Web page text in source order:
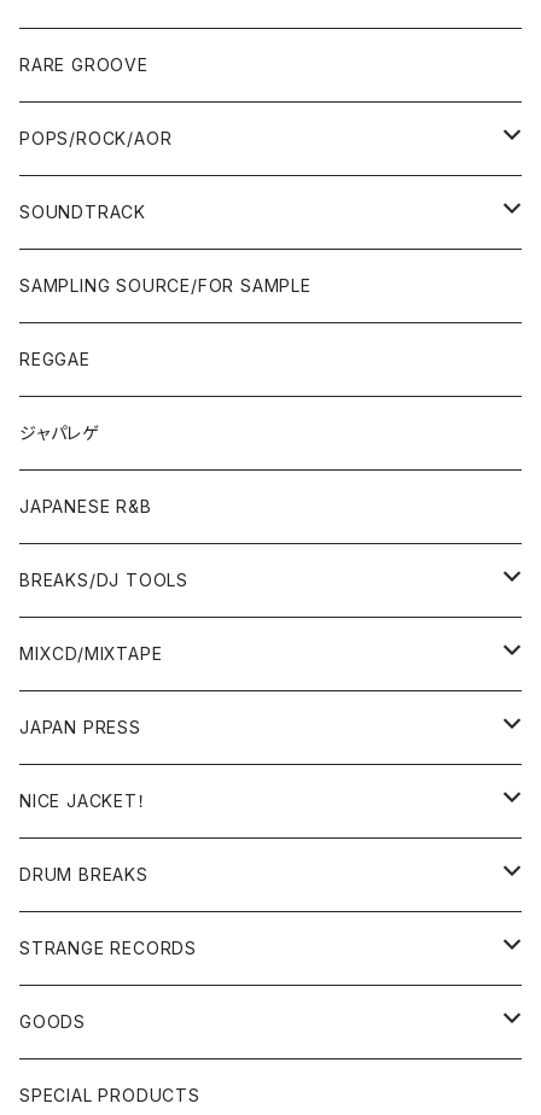
JAPAN ONLY RELEASE/REMIX
JAPAN ONLY RELEASE/REMIX
CD ALBUM
80'S
80'S
60'S/70'S
80'S
70'S
80'S
12"/7"
70'S
80'S
JAZZ
FUSION
RARE GROOVE
POPS/ROCK/AOR
POPS/S.S.W.
ROCK/AOR
SOUNDTRACK
LP
JAPANESE
OTHERS
7"/12"
JAPANESE
OTHERS
SAMPLING SOURCE/FOR SAMPLE
REGGAE
ジャパレゲ
JAPANESE R&B
BREAKS/DJ TOOLS
BREAKS/MEGAMIX/CUT UP
RE-EDIT/DJ TOOLS
MIXCD/MIXTAPE
MIXCD
日本語ラップ
JAPANESE DJ
MIXTAPE
JAPAN PRESS
LP(+ OBI)
7"/12"
NICE JACKET！
DONUTS 45
GIRLS
HIPHOP CLASSIC GALLERY
日本語ラップ CLASSIC GALLERY
DRUM BREAKS
US/UK/OTHERS
JAPANESE
STRANGE RECORDS
DRUM DRUM DRUM/KARAOKE
パチソン/AUDIO CHECK/LIBRARY
GOODS
BOOK
SPECIAL PRODUCTS